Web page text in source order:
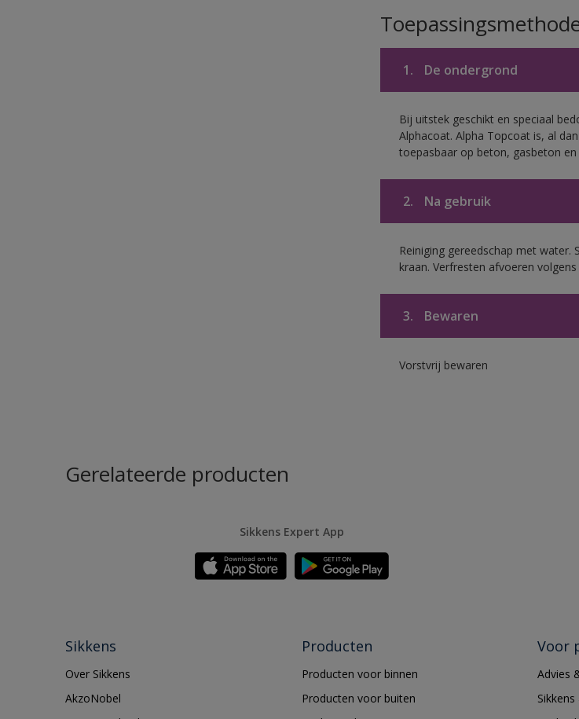
1. De ondergrond
Bij uitstek geschikt en speciaal
Alphacoat. Alpha Topcoat is, al
toepasbaar op beton, gasbeton
2. Na gebruik
Reiniging gereedschap met
kraan. Verfresten afvoeren
3. Bewaren
Vorstvrij bewaren
Gerelateerde producten
Sikkens Expert App
Sikkens
Over Sikkens
AkzoNobel
Producten
Producten voor binnen
Producten voor buiten
Voor
Advies